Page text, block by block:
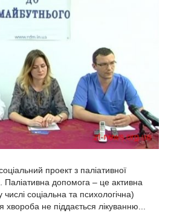
проект з паліативної
допомога – це активна
соціальна та психологічна)
хвороба не піддається лікуванню...